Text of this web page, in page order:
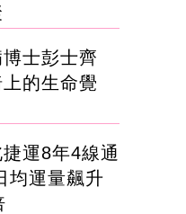
士彭士齊
的生命覺
運8年4線通
均運量飆升